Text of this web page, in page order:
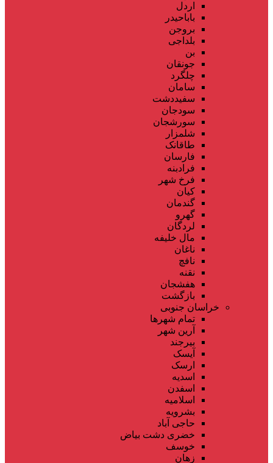
اردل
باباحیدر
بروجن
بلداجی
بن
جونقان
چلگرد
سامان
سفیددشت
سودجان
سورشجان
شلمزار
طاقانک
فارسان
فرادبنه
فرخ شهر
کیان
گندمان
گهرو
لردگان
مال خلیفه
ناغان
نافچ
نقنه
هفشجان
بازگشت
خراسان جنوبی
تمام شهر‌ها
آرین شهر
بیرجند
آیسک
ارسک
اسدیه
اسفدن
اسلامیه
بشرویه
حاجی آباد
خضری دشت بیاض
خوسف
زهان